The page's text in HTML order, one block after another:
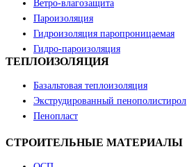
Ветро-влагозащита
Пароизоляция
Гидроизоляция паропроницаемая
Гидро-пароизоляция
ТЕПЛОИЗОЛЯЦИЯ
Базальтовая теплоизоляция
Экструдированный пенополистирол
Пенопласт
СТРОИТЕЛЬНЫЕ МАТЕРИАЛЫ